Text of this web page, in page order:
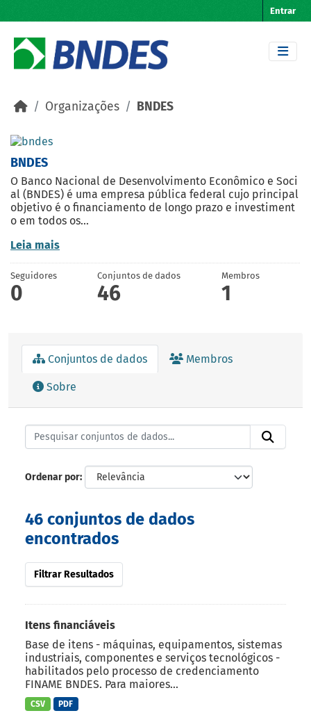
Entrar
Organizações BNDES
BNDES
O Banco Nacional de Desenvolvimento Econômico e Soci
al (BNDES) é uma empresa pública federal cujo principal
objetivo é o financiamento de longo prazo e investiment
o em todos os...
Leia mais
Seguidores
0
Conjuntos de dados
46
Membros
1
Conjuntos de dados Membros
Sobre
Ordenar por
46 conjuntos de dados
encontrados
Filtrar Resultados
Itens financiáveis
Base de itens - máquinas, equipamentos, sistemas
industriais, componentes e serviços tecnológicos -
habilitados pelo processo de credenciamento
FINAME BNDES. Para maiores...
CSV PDF